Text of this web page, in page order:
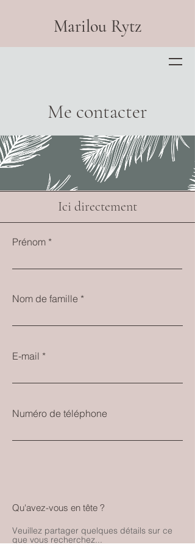
Marilou Rytz
Me contacter
Ici directement
Prénom
Nom de famille
E-mail
Numéro de téléphone
Qu'avez-vous en tête ?